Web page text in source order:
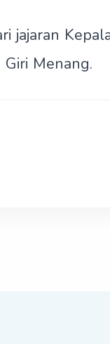
jajaran
Menang.